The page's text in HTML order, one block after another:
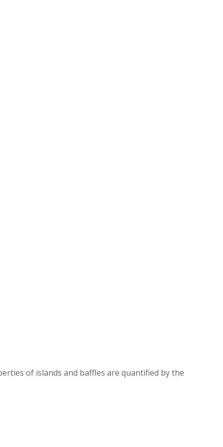
of islands and baffles are quantified by the